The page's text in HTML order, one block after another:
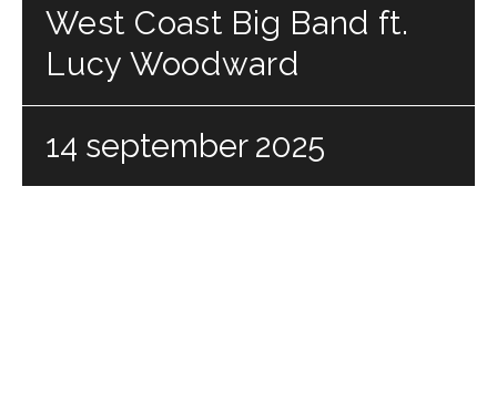
West Coast Big Band ft.
Lucy Woodward
14 september 2025